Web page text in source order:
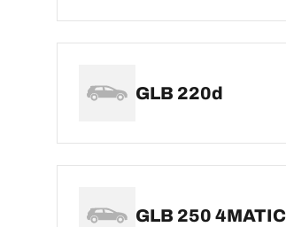
GLB 220d
GLB 250 4MATIC